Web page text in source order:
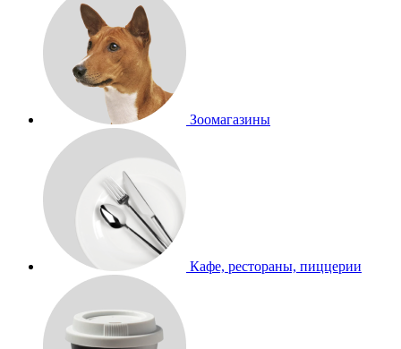
Зоомагазины
Кафе, рестораны, пиццерии